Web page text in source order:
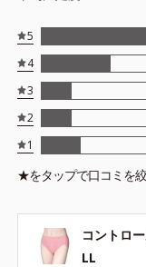
5
4
3
2
1
★をタップで口コミを
コントロ
LL